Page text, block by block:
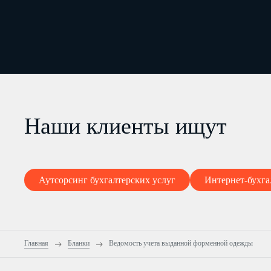
Наши клиенты ищут
Аутсорсинг бухгалтерских услуг Интернет-
Главная Бланки Ведомость учета выданной форменной одежды